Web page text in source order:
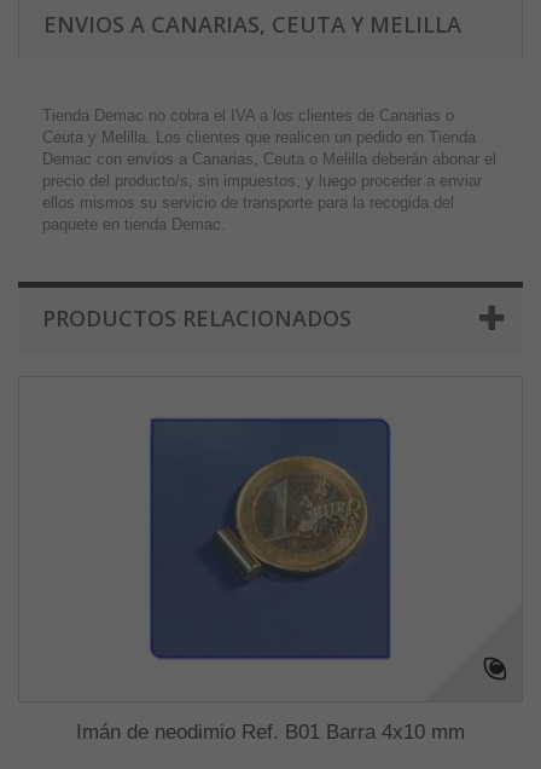
ENVIOS A CANARIAS, CEUTA Y MELILLA
Tienda Demac no cobra el IVA a los clientes de Canarias o
Ceuta y Melilla. Los clientes que realicen un pedido en Tienda
Demac con envíos a Canarias, Ceuta o Melilla deberán abonar el
precio del producto/s, sin impuestos, y luego proceder a enviar
ellos mismos su servicio de transporte para la recogida del
paquete en tienda Demac.
PRODUCTOS RELACIONADOS
Imán de neodimio Ref. B01 Barra 4x10 mm